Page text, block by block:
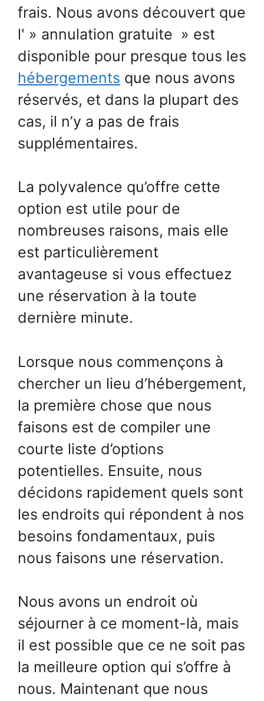
frais. Nous avons découvert que
l' » annulation gratuite » est
disponible pour presque tous les
hébergements que nous avons
réservés, et dans la plupart des
cas, il n’y a pas de frais
supplémentaires.
La polyvalence qu’offre cette
option est utile pour de
nombreuses raisons, mais elle
est particulièrement
avantageuse si vous effectuez
une réservation à la toute
dernière minute.
Lorsque nous commençons à
chercher un lieu d’hébergement,
la première chose que nous
faisons est de compiler une
courte liste d’options
potentielles. Ensuite, nous
décidons rapidement quels sont
les endroits qui répondent à nos
besoins fondamentaux, puis
nous faisons une réservation.
Nous avons un endroit où
séjourner à ce moment-là, mais
il est possible que ce ne soit pas
la meilleure option qui s’offre à
nous. Maintenant que nous